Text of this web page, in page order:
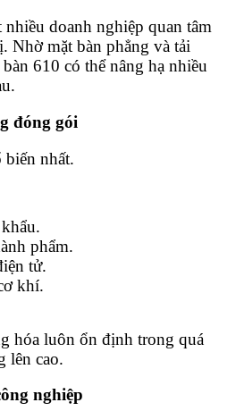
doanh nghiệp quan tâm
Nhờ mặt bàn phẳng và tải
610 có thể nâng hạ nhiều
đóng gói
nhất.
phẩm.
tử.
khí.
hóa luôn ổn định trong quá
lên cao.
nghiệp